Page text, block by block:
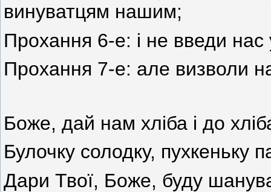
винуватцям нашим;
Прохання 6-е: і не введи нас
Прохання 7-е: але визволи
Боже, дай нам хліба і до
Булочку солодку, пухкеньку
Дари Твої, Боже, буду